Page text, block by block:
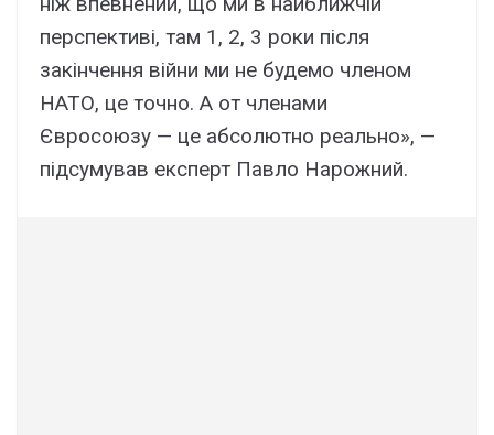
перспективі, там 1, 2, 3 роки після
закінчення війни ми не будемо членом
НАТО, це точно. А от членами
Євросоюзу — це абсолютно реально», —
підсумував експерт Павло Нарожний.